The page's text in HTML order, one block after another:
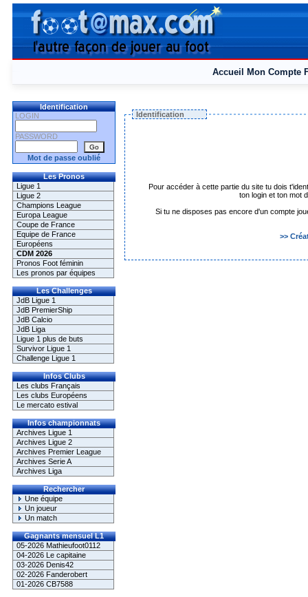
Accueil Mon Compte
Identification
LOGIN
PASSWORD
Mot de passe oublié
Les Pronos
Ligue 1
Ligue 2
Champions League
Europa League
Coupe de France
Equipe de France
Européens
CDM 2026
Pronos Foot féminin
Les pronos par équipes
Les Challenges
JdB Ligue 1
JdB PremierShip
JdB Calcio
JdB Liga
Ligue 1 plus de buts
Survivor Ligue 1
Challenge Ligue 1
Infos Clubs
Les clubs Français
Les clubs Européens
Le mercato estival
Infos championnats
Archives Ligue 1
Archives Ligue 2
Archives Premier League
Archives Serie A
Archives Liga
Rechercher
Une équipe
Un joueur
Un match
Gagnants mensuel L1
05-2026 Mathieufoot0112
04-2026 Le capitaine
03-2026 Denis42
02-2026 Fanderobert
01-2026 CB7588
Identification
Pour accéder à cette partie du site tu dois
ton login et ton mot
Si tu ne disposes pas encore d'un compte
>>